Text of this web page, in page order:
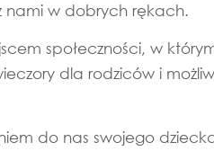
nami w dobrych rękach.
społeczności, w
dla rodziców i
do nas swojego